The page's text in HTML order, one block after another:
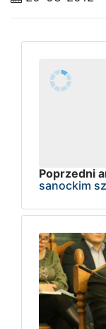
Poprzedni
sanockim